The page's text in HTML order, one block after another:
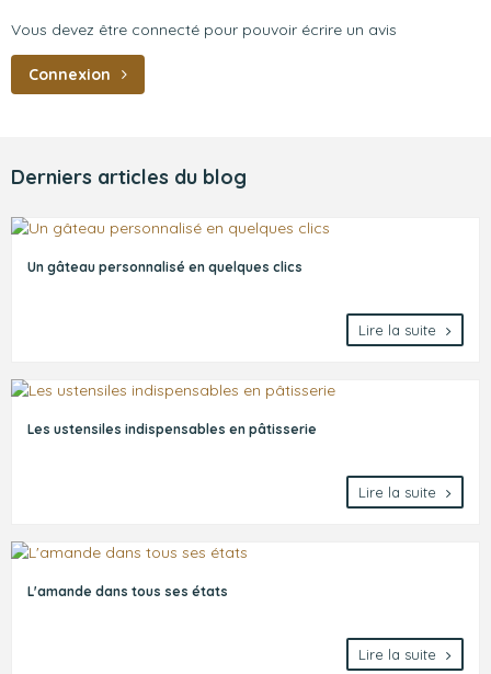
Vous devez être connecté pour pouvoir écrire un avis
Connexion
Derniers articles du blog
Un gâteau personnalisé en quelques clics
Lire la suite
Les ustensiles indispensables en pâtisserie
Lire la suite
L'amande dans tous ses états
Lire la suite